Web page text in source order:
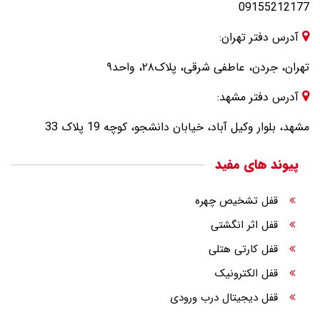
09155212177
آدرس دفتر تهران:
تهران، جردن، عاطفی شرقی، پلاک۲۸، واحد۹
آدرس دفتر مشهد:
مشهد، بلوار وکیل آباد، خیابان دانشجو، کوچه 19 پلاک 33
پیوند های مفید
قفل تشخیص چهره
قفل اثر انگشتی
قفل کارتی هتلی
قفل الکترونیک
قفل دیجیتال درب ورودی